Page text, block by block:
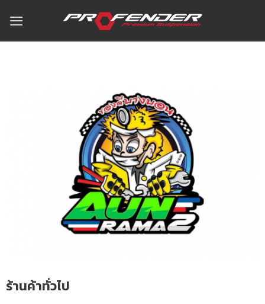
ร้านค้าทั่วไป